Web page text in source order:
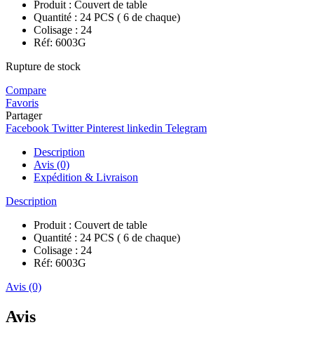
Produit : Couvert de table
Quantité : 24 PCS ( 6 de chaque)
Colisage : 24
Réf: 6003G
Rupture de stock
Compare
Favoris
Partager
Facebook Twitter Pinterest linkedin Telegram
Description
Avis (0)
Expédition & Livraison
Description
Produit : Couvert de table
Quantité : 24 PCS ( 6 de chaque)
Colisage : 24
Réf: 6003G
Avis (0)
Avis